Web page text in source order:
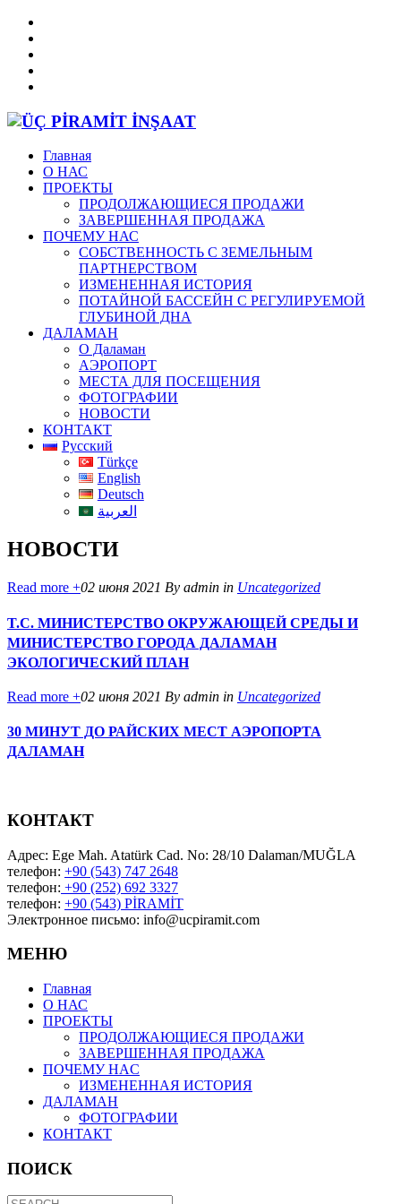
Главная
О НАС
ПРОЕКТЫ
ПРОДОЛЖАЮЩИЕСЯ ПРОДАЖИ
ЗАВЕРШЕННАЯ ПРОДАЖА
ПОЧЕМУ НАС
СОБСТВЕННОСТЬ С ЗЕМЕЛЬНЫМ
ПАРТНЕРСТВОМ
ИЗМЕНЕННАЯ ИСТОРИЯ
ПОТАЙНОЙ БАССЕЙН С РЕГУЛИРУЕМОЙ
ГЛУБИНОЙ ДНА
ДАЛАМАН
О Даламан
АЭРОПОРТ
МЕСТА ДЛЯ ПОСЕЩЕНИЯ
ФОТОГРАФИИ
НОВОСТИ
КОНТАКТ
Русский
Türkçe
English
Deutsch
العربية
НОВОСТИ
Read more +02 июня 2021 By admin in Uncategorized
T.C. МИНИСТЕРСТВО ОКРУЖАЮЩЕЙ СРЕДЫ И
МИНИСТЕРСТВО ГОРОДА ДАЛАМАН
ЭКОЛОГИЧЕСКИЙ ПЛАН
Read more +02 июня 2021 By admin in Uncategorized
30 МИНУТ ДО РАЙСКИХ МЕСТ АЭРОПОРТА
ДАЛАМАН
КОНТАКТ
Адрес: Ege Mah. Atatürk Cad. No: 28/10 Dalaman/MUĞLA
телефон: +90 (543) 747 2648
телефон: +90 (252) 692 3327
телефон: +90 (543) PİRAMİT
Электронное письмо: info@ucpiramit.com
МЕНЮ
Главная
О НАС
ПРОЕКТЫ
ПРОДОЛЖАЮЩИЕСЯ ПРОДАЖИ
ЗАВЕРШЕННАЯ ПРОДАЖА
ПОЧЕМУ HAC
ИЗМЕНЕННАЯ ИСТОРИЯ
ДАЛАМАН
ФОТОГРАФИИ
КОНТАКТ
ПОИСК